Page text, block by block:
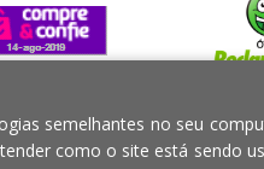
33 Asa Sul - Brasília-DF - CEP:
semelhantes no seu
como o site está sendo